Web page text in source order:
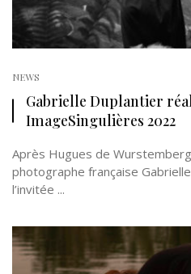
NEWS
Gabrielle Duplantier
ImageSingulières 2022
Après Hugues de
photographe française
l’invitée ...